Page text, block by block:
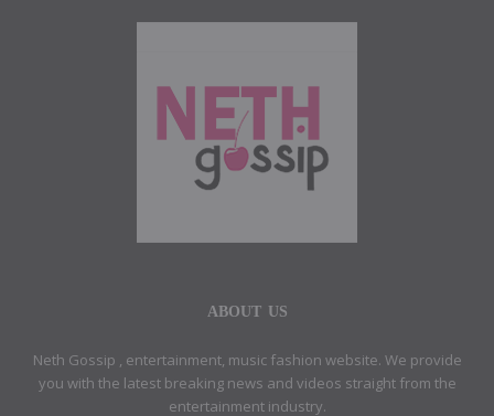
ABOUT US
Neth Gossip , entertainment, music fashion website. We provide
you with the latest breaking news and videos straight from the
entertainment industry.